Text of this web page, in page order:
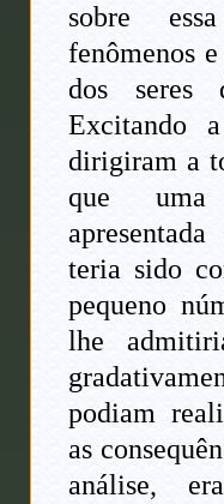
sobre
fenômenos
dos seres
Excitando
dirigiram a
que uma
teria sido
pequeno
lhe
podiam
as
análise,